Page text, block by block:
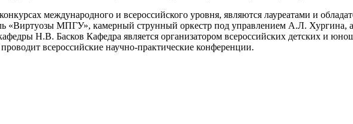
международного и всероссийского уровня, являются лауреатами и
«Виртуозы МПГУ», камерный струнный оркестр под управлением А.Л. Хургина,
Н.В. Басков Кафедра является организатором всероссийских детских и
всероссийские научно-практические конференции.